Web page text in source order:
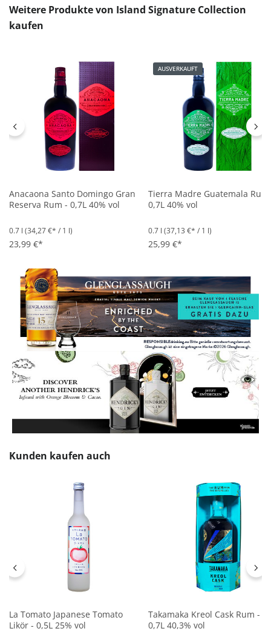
Produktgalerie überspringen
Weitere Produkte von Island Signature Collection
kaufen
Anacaona Santo Domingo Gran
Reserva Rum - 0,7L 40% vol
0.7 l (34,27 €* / 1 l)
23,99 €*
AUSVERKAUFT
Tierra Madre Guatemala Rum
0,7L 40% vol
0.7 l (37,13 €* / 1 l)
25,99 €*
Produktgalerie überspringen
Kunden kaufen auch
La Tomato Japanese Tomato
Likör - 0,5L 25% vol
Takamaka Kreol Cask Rum -
0,7L 40,3% vol